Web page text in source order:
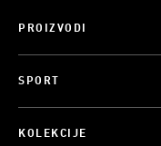
PROIZVODI
SPORT
KOLEKCIJE